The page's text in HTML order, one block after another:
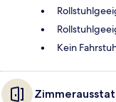
Kein